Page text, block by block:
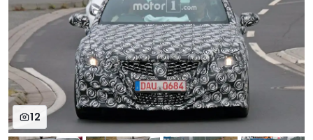
12